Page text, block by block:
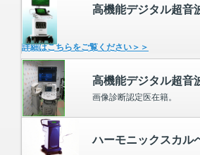
高機能デジタル超音
詳細はこちらをご覧ください＞＞
高機能デジタル超音
画像診断認定医在籍。
ハーモニックスカル